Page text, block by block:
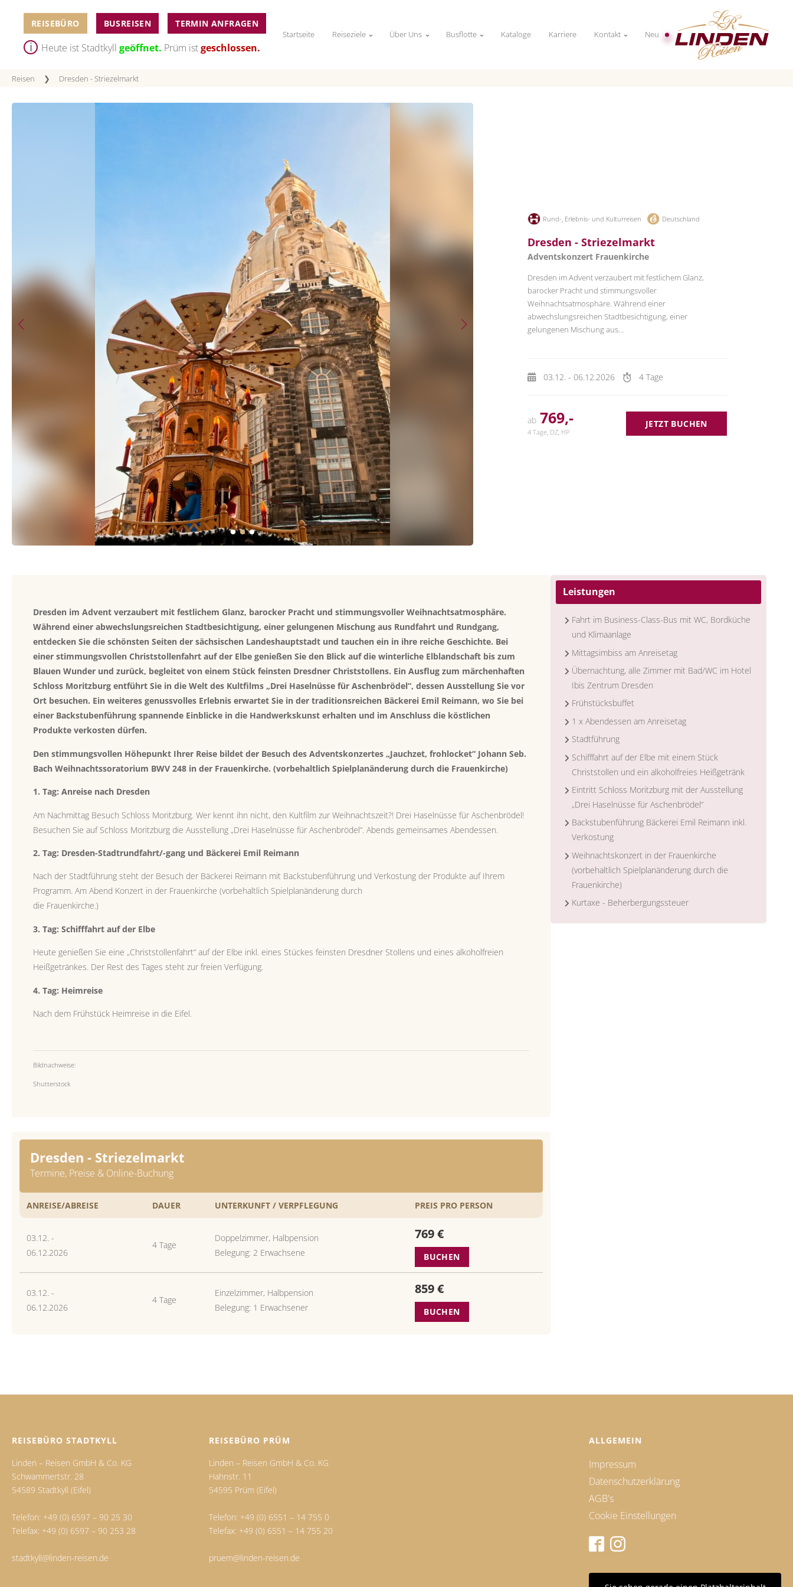
REISEBÜRO BUSREISEN TERMIN ANFRAGEN
Heute ist Stadtkyll geöffnet. Prüm istgeschlossen.
Startseite Reiseziele Über Uns Busflotte Kataloge Karriere Kontakt Neu
Reisen ❯ Dresden - Striezelmarkt
Rund-, Erlebnis- und Kulturreisen Deutschland
Dresden - Striezelmarkt
Adventskonzert Frauenkirche
Dresden im Advent verzaubert mit festlichem Glanz,
barocker Pracht und stimmungsvoller
Weihnachtsatmosphäre. Während einer
abwechslungsreichen Stadtbesichtigung, einer
gelungenen Mischung aus…
03.12. - 06.12.2026 4 Tage
ab 769,-
4 Tage, DZ, HP
JETZT BUCHEN
Dresden im Advent verzaubert mit festlichem Glanz, barocker Pracht und stimmungsvoller Weihnachtsatmosphäre.
Während einer abwechslungsreichen Stadtbesichtigung, einer gelungenen Mischung aus Rundfahrt und Rundgang,
entdecken Sie die schönsten Seiten der sächsischen Landeshauptstadt und tauchen ein in ihre reiche Geschichte. Bei
einer stimmungsvollen Christstollenfahrt auf der Elbe genießen Sie den Blick auf die winterliche Elblandschaft bis zum
Blauen Wunder und zurück, begleitet von einem Stück feinsten Dresdner Christstollens. Ein Ausflug zum märchenhaften
Schloss Moritzburg entführt Sie in die Welt des Kultfilms „Drei Haselnüsse für Aschenbrödel“, dessen Ausstellung Sie vor
Ort besuchen. Ein weiteres genussvolles Erlebnis erwartet Sie in der traditionsreichen Bäckerei Emil Reimann, wo Sie bei
einer Backstubenführung spannende Einblicke in die Handwerkskunst erhalten und im Anschluss die köstlichen
Produkte verkosten dürfen.
Den stimmungsvollen Höhepunkt Ihrer Reise bildet der Besuch des Adventskonzertes „Jauchzet, frohlocket“ Johann Seb.
Bach Weihnachtssoratorium BWV 248 in der Frauenkirche. (vorbehaltlich Spielplanänderung durch die Frauenkirche)
1. Tag: Anreise nach Dresden
Am Nachmittag Besuch Schloss Moritzburg. Wer kennt ihn nicht, den Kultfilm zur Weihnachtszeit?! Drei Haselnüsse für Aschenbrödel!
Besuchen Sie auf Schloss Moritzburg die Ausstellung „Drei Haselnüsse für Aschenbrödel“. Abends gemeinsames Abendessen.
2. Tag: Dresden-Stadtrundfahrt/-gang und Bäckerei Emil Reimann
Nach der Stadtführung steht der Besuch der Bäckerei Reimann mit Backstubenführung und Verkostung der Produkte auf Ihrem
Programm. Am Abend Konzert in der Frauenkirche (vorbehaltlich Spielplanänderung durch
die Frauenkirche.)
3. Tag: Schifffahrt auf der Elbe
Heute genießen Sie eine „Christstollenfahrt“ auf der Elbe inkl. eines Stückes feinsten Dresdner Stollens und eines alkoholfreien
Heißgetränkes. Der Rest des Tages steht zur freien Verfügung.
4. Tag: Heimreise
Nach dem Frühstück Heimreise in die Eifel.
Bildnachweise:
Shutterstock
Dresden - Striezelmarkt
Termine, Preise & Online-Buchung
ANREISE/ABREISE DAUER UNTERKUNFT / VERPFLEGUNG PREIS PRO PERSON
03.12. -
06.12.2026
4 Tage
Doppelzimmer, Halbpension
Belegung: 2 Erwachsene
769 €
BUCHEN
03.12. -
06.12.2026
4 Tage
Einzelzimmer, Halbpension
Belegung: 1 Erwachsener
859 €
BUCHEN
Leistungen
Fahrt im Business-Class-Bus mit WC, Bordküche
und Klimaanlage
Mittagsimbiss am Anreisetag
Übernachtung, alle Zimmer mit Bad/WC im Hotel
Ibis Zentrum Dresden
Frühstücksbuffet
1 x Abendessen am Anreisetag
Stadtführung
Schifffahrt auf der Elbe mit einem Stück
Christstollen und ein alkoholfreies Heißgetränk
Eintritt Schloss Moritzburg mit der Ausstellung
„Drei Haselnüsse für Aschenbrödel“
Backstubenführung Bäckerei Emil Reimann inkl.
Verkostung
Weihnachtskonzert in der Frauenkirche
(vorbehaltlich Spielplanänderung durch die
Frauenkirche)
Kurtaxe - Beherbergungssteuer
REISEBÜRO STADTKYLL
Linden – Reisen GmbH & Co. KG
Schwammertstr. 28
54589 Stadtkyll (Eifel)
Telefon: +49 (0) 6597 – 90 25 30
Telefax: +49 (0) 6597 – 90 253 28
stadtkyll@linden-reisen.de
REISEBÜRO PRÜM
Linden – Reisen GmbH & Co. KG
Hahnstr. 11
54595 Prüm (Eifel)
Telefon: +49 (0) 6551 – 14 755 0
Telefax: +49 (0) 6551 – 14 755 20
pruem@linden-reisen.de
ALLGEMEIN
Impressum
Datenschutzerklärung
AGB's
Cookie Einstellungen